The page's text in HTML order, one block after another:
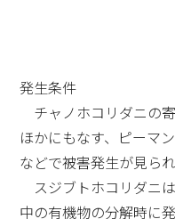
発生条件
チャノホコリダニの
ほかにもなす、ピーマ
などで被害発生が見られ
スジブトホコリダニ
中の有機物の分解時に